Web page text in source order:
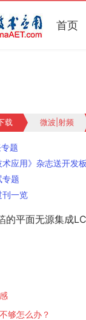
首页
载 微波|射频
题
应用》杂志送开发
专题
刊一览
的平面无源集成
够怎么办？